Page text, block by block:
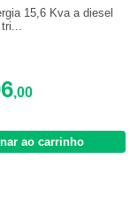
15,6 Kva a diesel
,00
ao carrinho